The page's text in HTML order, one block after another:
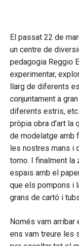
El passat 22 de
un centre de
pedagogia Reggio
experimentar,
llarg de diferents
conjuntament a
diferents estris,
pròpia obra d’art la
de modelatge amb
les nostres mans i
torno. I finalment
espais amb el
que els pompons i
grans de cartó i
Només vam arribar
ens vam treure les